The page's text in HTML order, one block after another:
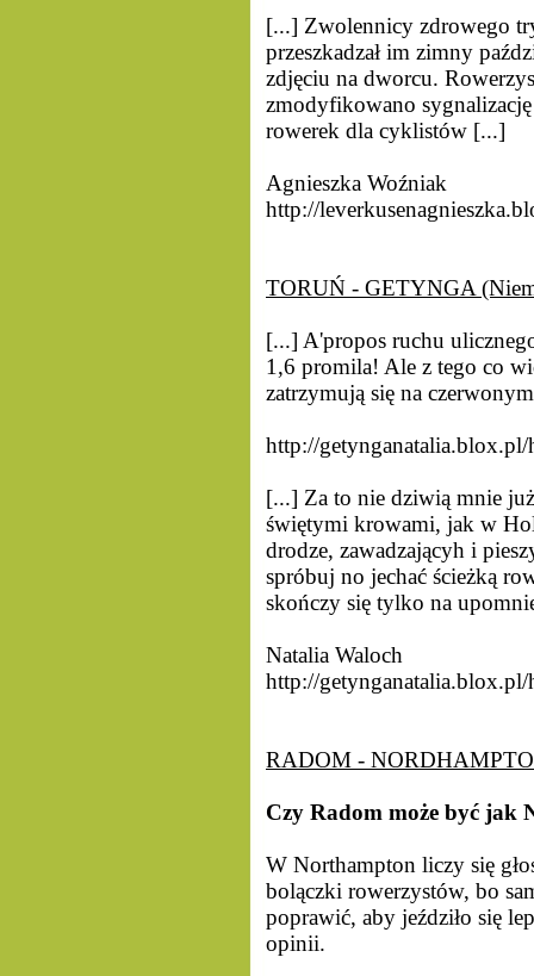
[...] Zwolennicy zdrowego
przeszkadzał im zimny
zdjęciu na dworcu.
zmodyfikowano
rowerek dla cyklistów [...]
Agnieszka Woźniak
http://
TORUŃ - GETYNGA
[...] A'propos ruchu
1,6 promila! Ale z tego co
zatrzymują się na
http://
[...] Za to nie dziwią mnie
świętymi krowami, jak w
drodze, zawadzającyh i
spróbuj no jechać ścieżką
skończy się tylko na
Natalia Waloch
http://
RADOM -
Czy Radom może być jak
W Northampton liczy się
bolączki rowerzystów, bo
poprawić, aby jeździło się
opinii.